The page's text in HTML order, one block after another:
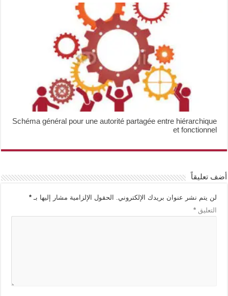
Schéma général pour une autorité partagée entre hiérarchique
et fonctionnel
أضف تعليقاً
لن يتم نشر عنوان بريدك الإلكتروني. الحقول الإلزامية مشار إليها بـ*
التعليق*